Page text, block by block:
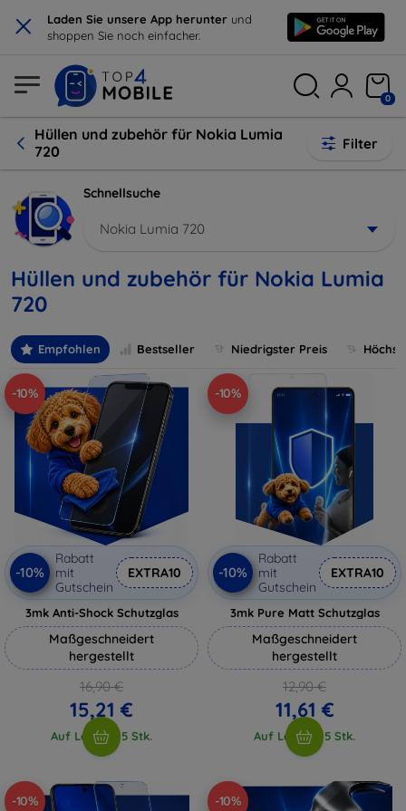
× Laden Sie unsere App herunter und
shoppen Sie noch einfacher.
0
Hüllen und zubehör für Nokia Lumia
720
Filter
Schnellsuche
Nokia Lumia 720
Hüllen und zubehör für Nokia Lumia
720
Empfohlen Bestseller Niedrigster Preis
-10%
-10%
Rabatt
mit
Gutschein
EXTRA10
3mk Anti-Shock Schutzglas
Maßgeschneidert
hergestellt
16,90 €
15,21 €
Auf Lager > 5 Stk.
-10%
-10%
Rabatt
mit
Gutschein
EXTRA10
3mk Pure Matt Schutzglas
Maßgeschneidert
hergestellt
12,90 €
11,61 €
Auf Lager > 5 Stk.
-10% -10%